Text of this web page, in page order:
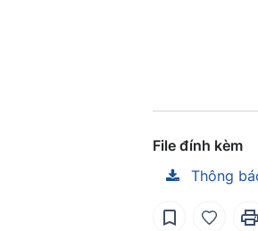
File đính kèm
Thông